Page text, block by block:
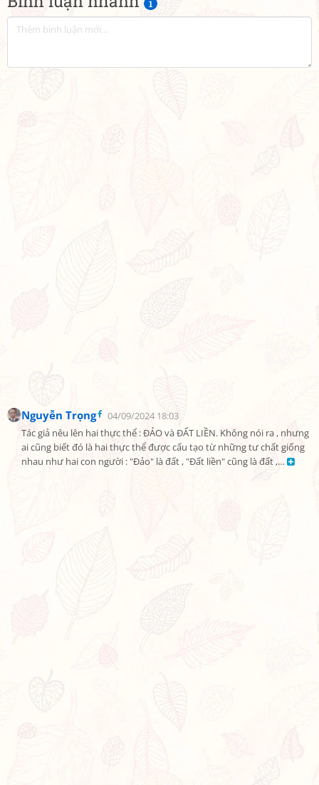
1
Nguyễn Trọng
04/09/2024 18:03
Tác giả nêu lên hai thực thể : ĐẢO và ĐẤT LIỀN. Không nói ra , nhưng
ai cũng biết đó là hai thực thể được cấu tạo từ những tư chất giống
nhau như hai con người : "Đảo" là đất , "Đất liền" cũng là đất ,…